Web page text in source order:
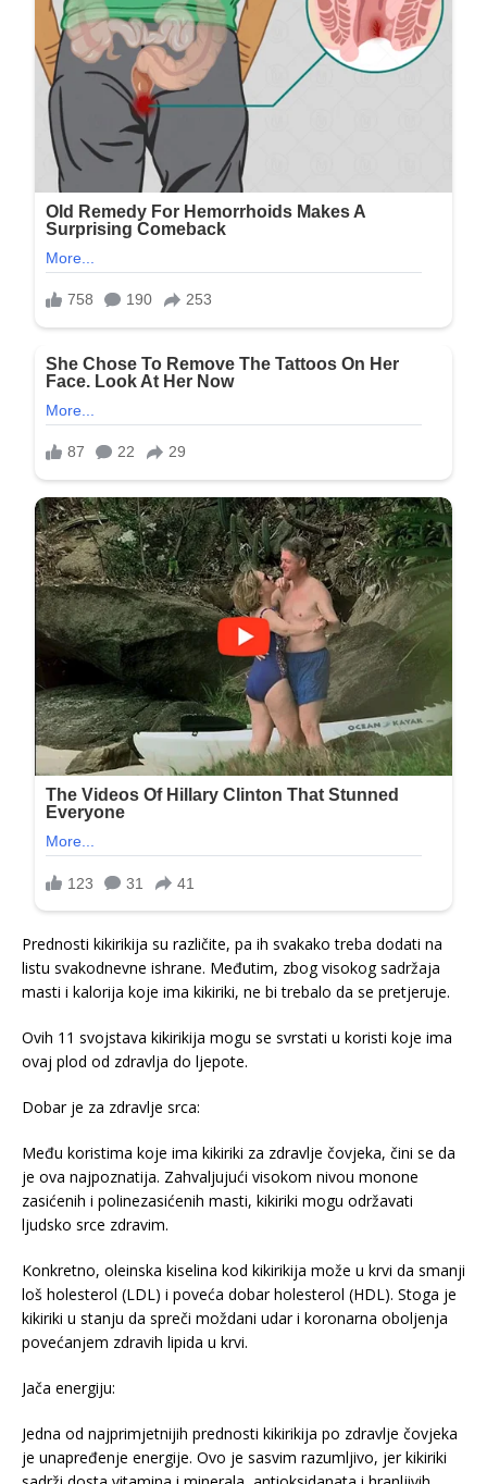
Prednosti kikirikija su različite, pa ih svakako treba dodati na
listu svakodnevne ishrane. Međutim, zbog visokog sadržaja
masti i kalorija koje ima kikiriki, ne bi trebalo da se pretjeruje.
Ovih 11 svojstava kikirikija mogu se svrstati u koristi koje ima
ovaj plod od zdravlja do ljepote.
Dobar je za zdravlje srca:
Među koristima koje ima kikiriki za zdravlje čovjeka, čini se da
je ova najpoznatija. Zahvaljujući visokom nivou monone
zasićenih i polinezasićenih masti, kikiriki mogu održavati
ljudsko srce zdravim.
Konkretno, oleinska kiselina kod kikirikija može u krvi da smanji
loš holesterol (LDL) i poveća dobar holesterol (HDL). Stoga je
kikiriki u stanju da spreči moždani udar i koronarna oboljenja
povećanjem zdravih lipida u krvi.
Jača energiju:
Jedna od najprimjetnijih prednosti kikirikija po zdravlje čovjeka
je unapređenje energije. Ovo je sasvim razumljivo, jer kikiriki